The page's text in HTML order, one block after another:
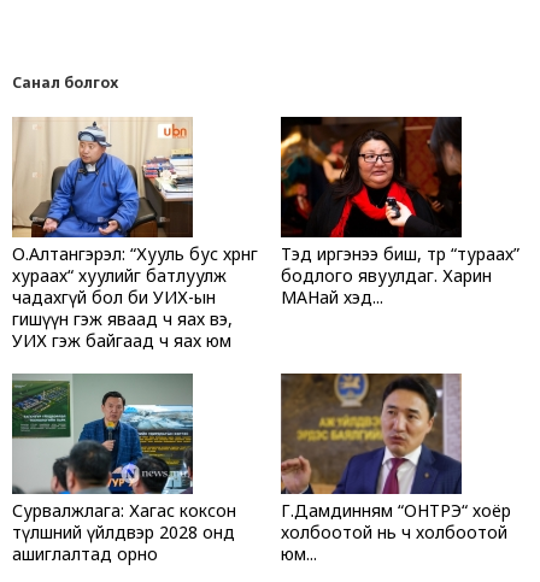
Санал болгох
О.Алтангэрэл: “Хууль бус хөрөнгө
хураах“ хуулийг батлуулж
чадахгүй бол би УИХ-ын
гишүүн гэж яваад ч яах вэ,
УИХ гэж байгаад ч яах юм
Тэд иргэнээ биш, төрөө “тураах”
бодлого явуулдаг. Харин
МАНай хэд...
Сурвалжлага: Хагас коксон
түлшний үйлдвэр 2028 онд
ашиглалтад орно
Г.Дамдинням “ОНТРЭ“ хоёр
холбоотой нь ч холбоотой
юм...